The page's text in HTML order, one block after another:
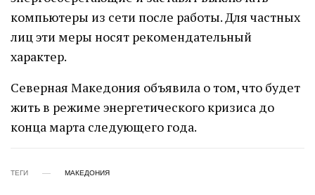
компьютеры из сети после работы. Для частных
лиц эти меры носят рекомендательный
характер.
Северная Македония объявила о том, что будет
жить в режиме энергетического кризиса до
конца марта следующего года.
ТЕГИ МАКЕДОНИЯ